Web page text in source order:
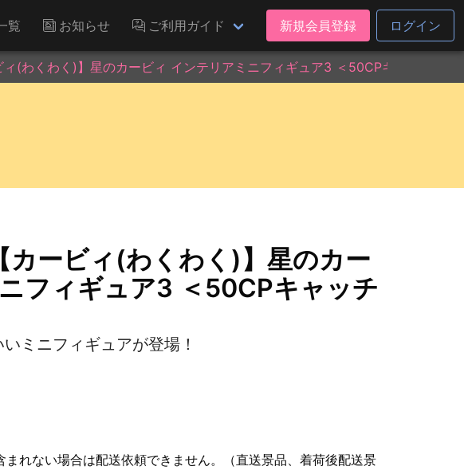
覧 お知らせ ご利用ガイド 新規会員登録 ログイン
ィ(わくわく)】星のカービィ インテリアミニフィギュア3 ＜50CPキャッチャー
カービィ(わくわく)】星のカー
フィギュア3 ＜50CPキャッチ
ミニフィギュアが登場！
まれない場合は配送依頼できません。（直送景品、着荷後配送景